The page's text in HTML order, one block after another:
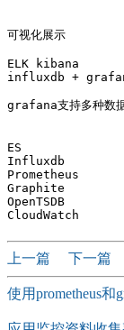
可视化展示
ELK kibana
influxdb +
grafana支持多种数
ES
Influxdb
Prometheus
Graphite
OpenTSDB
上一篇 下一篇
使用prometheus和